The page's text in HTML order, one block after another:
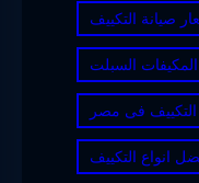
صيانة التكييف
السبلت
فى مصر
انواع التكييف